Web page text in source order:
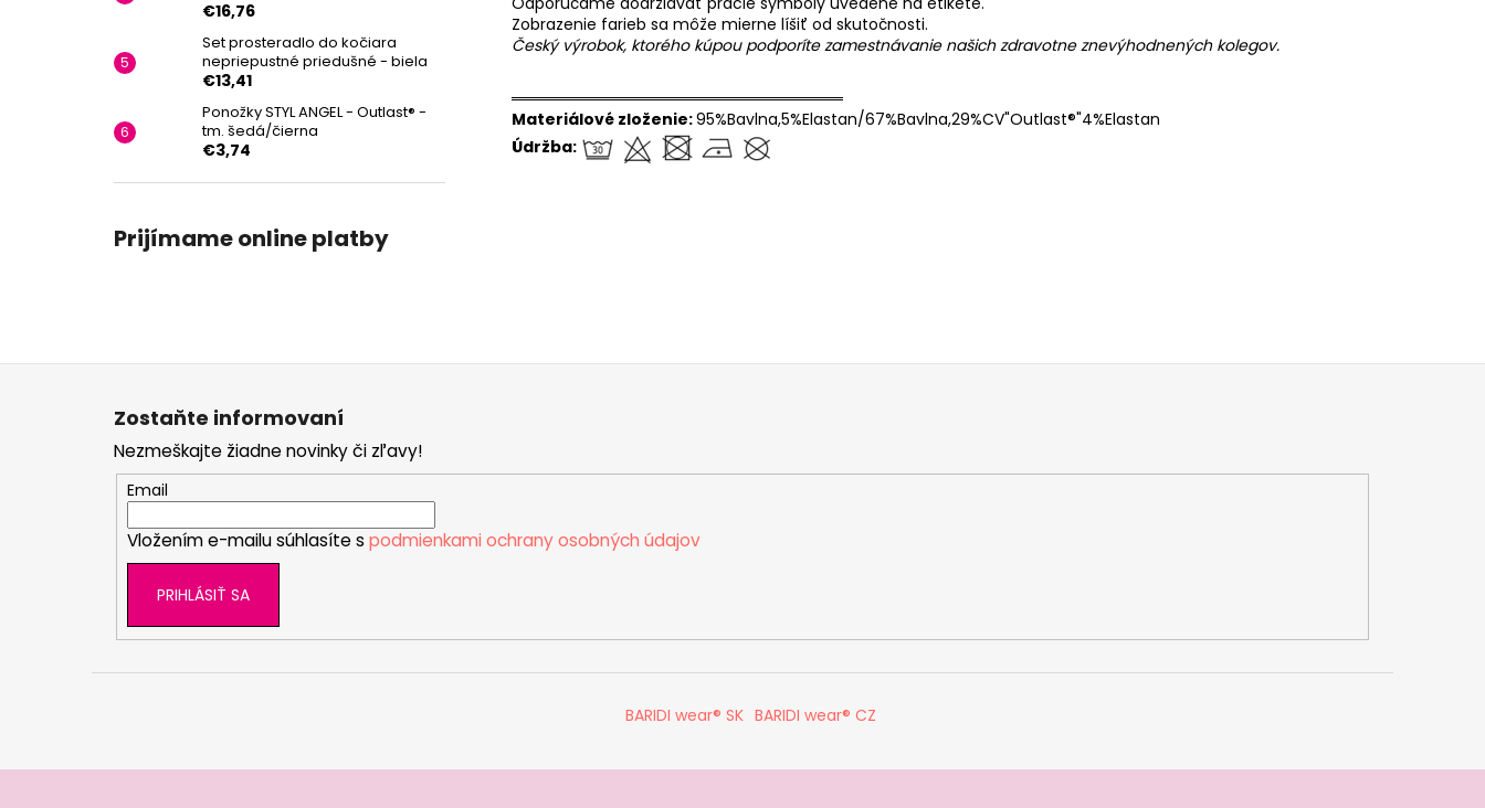
€16,76
Set prosteradlo do kočiara
nepriepustné priedušné - biela
€13,41
Ponožky STYL ANGEL - Outlast® -
tm. šedá/čierna
€3,74
Prijímame online platby
Zobrazenie farieb sa môže mierne líšiť od skutočnosti.
Český výrobok, ktorého kúpou podporíte zamestnávanie našich zdravotne znevýhodnených kolegov.
══════════════════════════════
Materiálové zloženie:95%Bavlna,5%Elastan/67%Bavlna,29%CV"Outlast®"4%Elastan
Údržba:
Zostaňte informovaní
Nezmeškajte žiadne novinky či zľavy!
Email
Vložením e-mailu súhlasíte s podmienkami ochrany osobných údajov
PRIHLÁSIŤ SA
BARIDI wear® SK BARIDI wear® CZ